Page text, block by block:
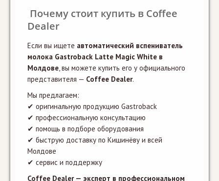
Почему стоит купить в Coffee
Dealer
Если вы ищете автоматический вспениватель
молока Gastroback Latte Magic White в
Молдове, вы можете купить его у официального
представителя — Coffee Dealer.
Мы предлагаем:
✔ оригинальную продукцию Gastroback
✔ профессиональную консультацию
✔ помощь в подборе оборудования
✔ быструю доставку по Кишинёву и всей
Молдове
✔ сервис и поддержку
Coffee Dealer — эксперт в профессиональном